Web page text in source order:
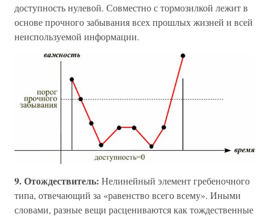
доступность нулевой. Совместно с тормозилкой лежит в
основе прочного забывания всех прошлых жизней и всей
неиспользуемой информации.
9. Отождествитель: Нелинейный элемент гребеночного
типа, отвечающий за «равенство всего всему». Иными
словами, разные вещи расцениваются как тождественные